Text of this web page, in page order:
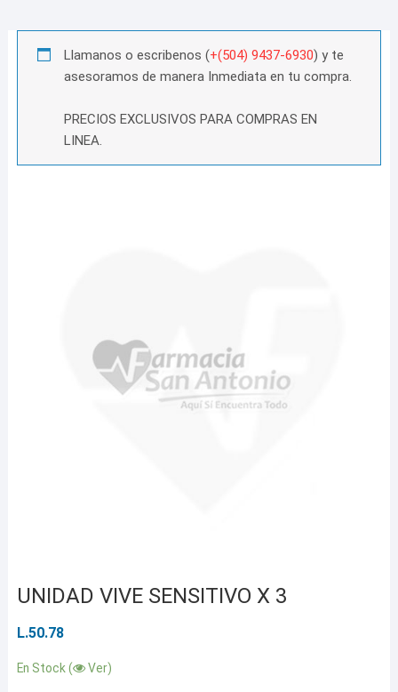
Llamanos o escribenos (+(504) 9437-6930) y te
asesoramos de manera Inmediata en tu compra.
PRECIOS EXCLUSIVOS PARA COMPRAS EN
LINEA.
UNIDAD VIVE SENSITIVO X 3
L.50.78
En Stock ( Ver)